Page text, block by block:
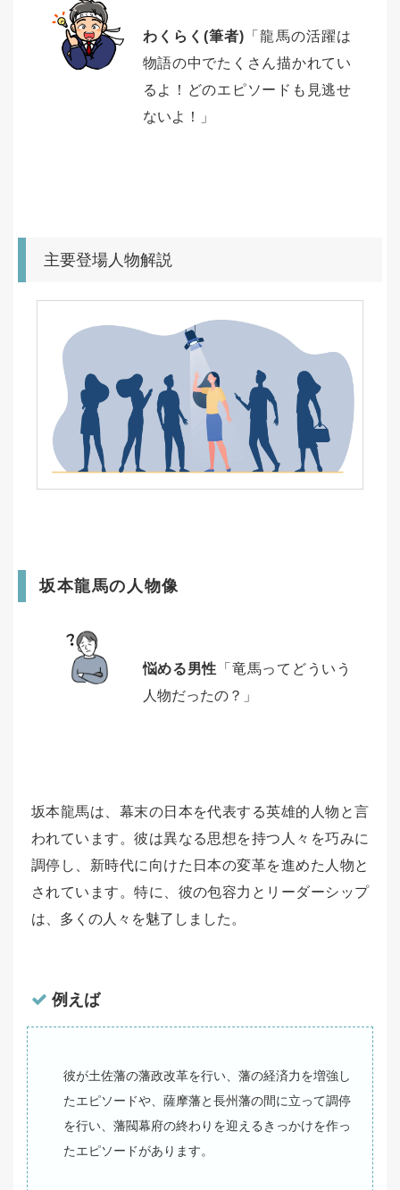
わくらく(筆者) 「龍馬の活躍は
物語の中でたくさん描かれてい
るよ！どのエピソードも見逃せ
ないよ！」
主要登場人物解説
坂本龍馬の人物像
悩める男性 「竜馬ってどういう
人物だったの？」
坂本龍馬は、幕末の日本を代表する英雄的人物と言
われています。彼は異なる思想を持つ人々を巧みに
調停し、新時代に向けた日本の変革を進めた人物と
されています。特に、彼の包容力とリーダーシップ
は、多くの人々を魅了しました。
例えば
彼が土佐藩の藩政改革を行い、藩の経済力を増強し
たエピソードや、薩摩藩と長州藩の間に立って調停
を行い、藩閥幕府の終わりを迎えるきっかけを作っ
たエピソードがあります。